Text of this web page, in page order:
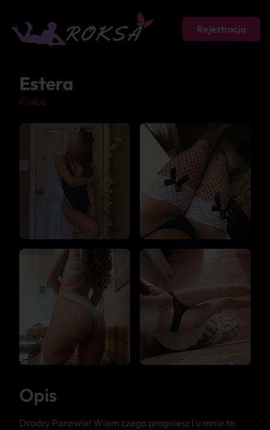
Rejestracja
Estera
Kielce
Opis
Drodzy Panowie! Wiem czego pragniesz i u mnie to